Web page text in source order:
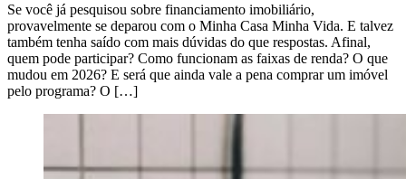
Se você já pesquisou sobre financiamento imobiliário,
provavelmente se deparou com o Minha Casa Minha Vida. E talvez
também tenha saído com mais dúvidas do que respostas. Afinal,
quem pode participar? Como funcionam as faixas de renda? O que
mudou em 2026? E será que ainda vale a pena comprar um imóvel
pelo programa? O […]